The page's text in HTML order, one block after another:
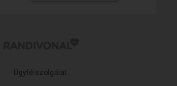
Ügyfélszolgálat